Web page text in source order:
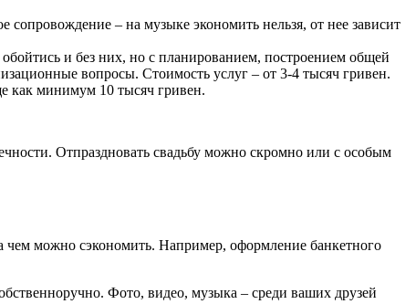
сопровождение – на музыке экономить нельзя, от нее зависит
и без них, но с планированием, построением общей
вопросы. Стоимость услуг – от 3-4 тысяч гривен.
как минимум 10 тысяч гривен.
Отпраздновать свадьбу можно скромно или с особым
чем можно сэкономить. Например, оформление банкетного
Фото, видео, музыка – среди ваших друзей